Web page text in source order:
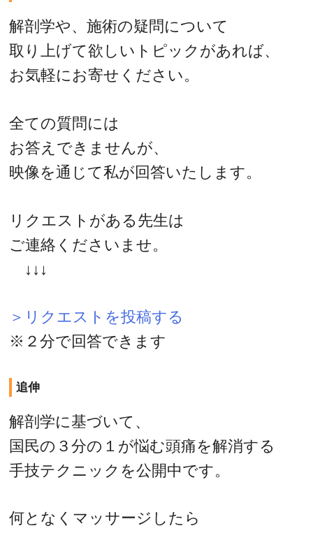
解剖学や、施術の疑問について
取り上げて欲しいトピックがあれば、
お気軽にお寄せください。
全ての質問には
お答えできませんが、
映像を通じて私が回答いたします。
リクエストがある先生は
ご連絡くださいませ。
↓↓↓
＞リクエストを投稿する
※２分で回答できます
追伸
解剖学に基づいて、
国民の３分の１が悩む頭痛を解消する
手技テクニックを公開中です。
何となくマッサージしたら